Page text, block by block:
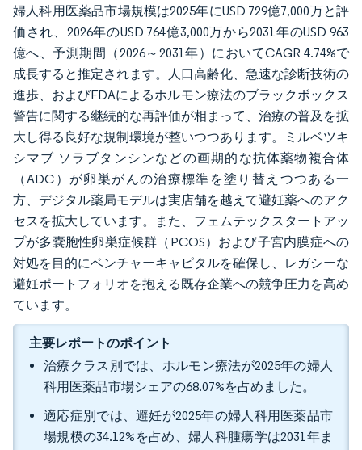
婦人科用医薬品市場規模は2025年にUSD 729億7,000万と評
価され、2026年のUSD 764億3,000万から2031年のUSD 963
億へ、予測期間（2026～2031年）においてCAGR 4.74%で
成長すると推定されます。人口高齢化、急速な診断技術の
進歩、およびFDAによるホルモン療法のブラックボックス
警告に関する継続的な再評価が相まって、治療の普及を拡
大し得る良好な規制環境が整いつつあります。ミルベツキ
シマブ ソラブタンシンなどの画期的な抗体薬物複合体
（ADC）が卵巣がんの治療標準を塗り替えつつある一
方、デジタル薬局モデルは実店舗を越えて避妊薬へのアク
セスを拡大しています。また、フェムテックスタートアッ
プが多嚢胞性卵巣症候群（PCOS）および子宮内膜症への
対処を目的にベンチャーキャピタルを確保し、レガシーな
避妊ポートフォリオを抱える既存企業への競争圧力を高め
ています。
主要レポートのポイント
治療クラス別では、ホルモン療法が2025年の婦人
科用医薬品市場シェアの68.07%を占めました。
適応症別では、避妊が2025年の婦人科用医薬品市
場規模の34.12%を占め、婦人科腫瘍学は2031年ま